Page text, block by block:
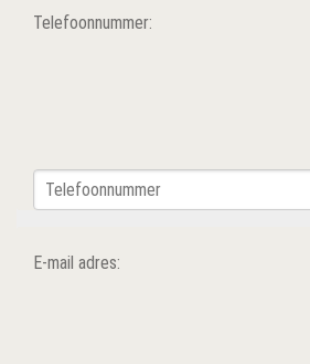
Telefoonnummer:
E-mail adres: